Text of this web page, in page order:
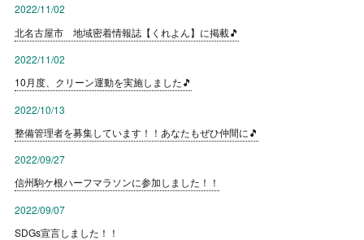
2022/11/02
北名古屋市 地域密着情報誌【くれよん】に掲載🎵
2022/11/02
10月度、クリーン運動を実施しました🎵
2022/10/13
整備管理者を募集しています！！あなたもぜひ仲間に🎵
2022/09/27
信州駒ケ根ハーフマラソンに参加しました！！
2022/09/07
SDGs宣言しました！！